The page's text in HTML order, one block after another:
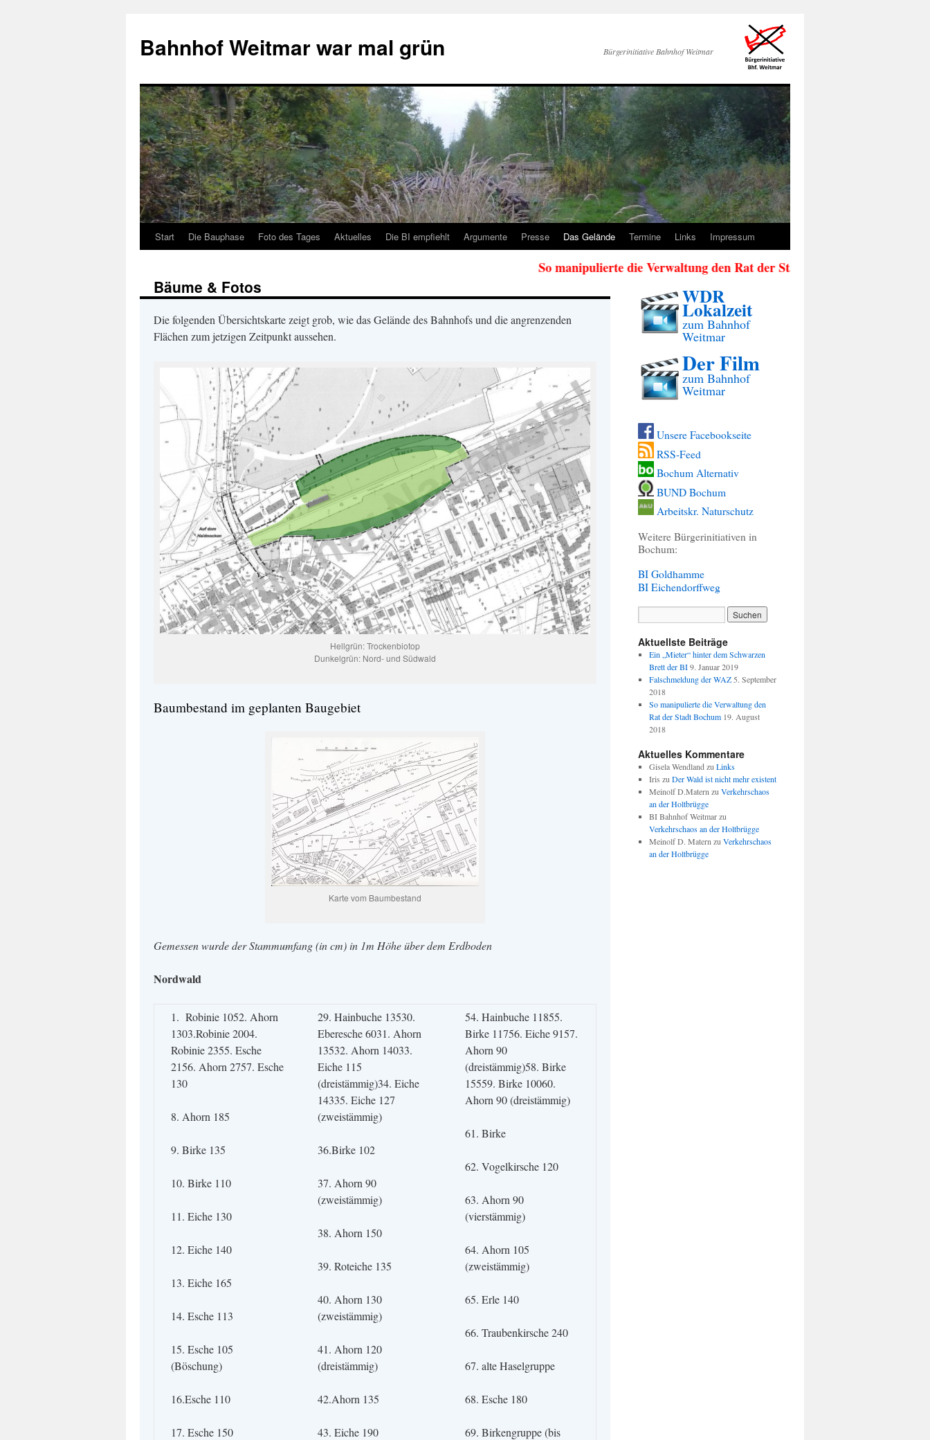
Bahnhof Weitmar war mal grün Bürgerinitiative Bahnhof Weitmar
Start Die Bauphase Foto des Tages Aktuelles Die BI empfiehlt Argumente Presse Das Gelände Termine Links Impressum
So manipulierte die Verwaltung den Rat der Stadt Bochum (siehe Aktuelles)
Bäume & Fotos
Die folgenden Übersichtskarte zeigt grob, wie das Gelände des Bahnhofs und die angrenzenden
Flächen zum jetzigen Zeitpunkt aussehen.
Hellgrün: Trockenbiotop
Dunkelgrün: Nord- und Südwald
Baumbestand im geplanten Baugebiet
Karte vom Baumbestand
Gemessen wurde der Stammumfang (in cm) in 1m Höhe über dem Erdboden
Nordwald
1. Robinie 1052. Ahorn
1303.Robinie 2004.
Robinie 2355. Esche
2156. Ahorn 2757. Esche
130
8. Ahorn 185
9. Birke 135
10. Birke 110
11. Eiche 130
12. Eiche 140
13. Eiche 165
14. Esche 113
15. Esche 105
(Böschung)
16.Esche 110
17. Esche 150
29. Hainbuche 13530.
Eberesche 6031. Ahorn
13532. Ahorn 14033.
Eiche 115
(dreistämmig)34. Eiche
14335. Eiche 127
(zweistämmig)
36.Birke 102
37. Ahorn 90
(zweistämmig)
38. Ahorn 150
39. Roteiche 135
40. Ahorn 130
(zweistämmig)
41. Ahorn 120
(dreistämmig)
42.Ahorn 135
43. Eiche 190
54. Hainbuche 11855.
Birke 11756. Eiche 9157.
Ahorn 90
(dreistämmig)58. Birke
15559. Birke 10060.
Ahorn 90 (dreistämmig)
61. Birke
62. Vogelkirsche 120
63. Ahorn 90
(vierstämmig)
64. Ahorn 105
(zweistämmig)
65. Erle 140
66. Traubenkirsche 240
67. alte Haselgruppe
68. Esche 180
69. Birkengruppe (bis
WDR
Lokalzeit
zum Bahnhof
Weitmar
Der Film
zum Bahnhof
Weitmar
Unsere Facebookseite
RSS-Feed
Bochum Alternativ
BUND Bochum
Arbeitskr. Naturschutz
Weitere Bürgerinitiativen in
Bochum:
BI Goldhamme
BI Eichendorffweg
Aktuellste Beiträge
Ein „Mieter“ hinter dem Schwarzen
Brett der BI 9. Januar 2019
Falschmeldung der WAZ 5. September
2018
So manipulierte die Verwaltung den
Rat der Stadt Bochum 19. August
2018
Aktuelles Kommentare
Gisela Wendland zu Links
Iris zu Der Wald ist nicht mehr existent
Meinolf D.Matern zu Verkehrschaos
an der Holtbrügge
BI Bahnhof Weitmarzu
Verkehrschaos an der Holtbrügge
Meinolf D. Matern zu Verkehrschaos
an der Holtbrügge